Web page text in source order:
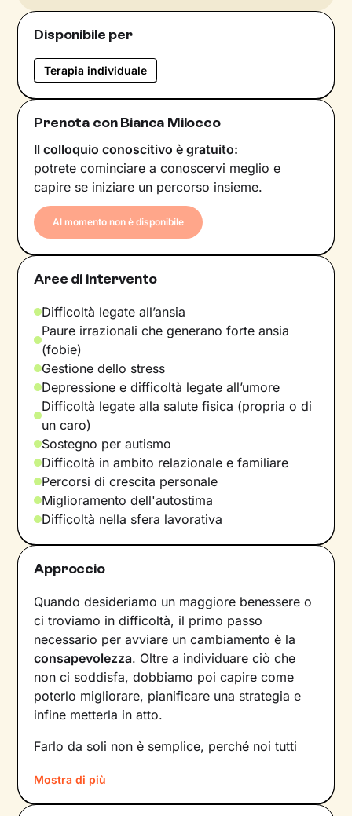
Disponibile per
Terapia individuale
Prenota con Bianca Milocco
Il colloquio conoscitivo è gratuito:
potrete cominciare a conoscervi meglio e
capire se iniziare un percorso insieme.
Al momento non è disponibile
Aree di intervento
Difficoltà legate all’ansia
Paure irrazionali che generano forte ansia
(fobie)
Gestione dello stress
Depressione e difficoltà legate all’umore
Difficoltà legate alla salute fisica (propria o di
un caro)
Sostegno per autismo
Difficoltà in ambito relazionale e familiare
Percorsi di crescita personale
Miglioramento dell'autostima
Difficoltà nella sfera lavorativa
Approccio
Quando desideriamo un maggiore benessere o
ci troviamo in difficoltà, il primo passo
necessario per avviare un cambiamento è la
consapevolezza. Oltre a individuare ciò che
non ci soddisfa, dobbiamo poi capire come
poterlo migliorare, pianificare una strategia e
infine metterla in atto.
Farlo da soli non è semplice, perché noi tutti
dinamiche– interne e relazionali – che non le
notiamo nemmeno. Ecco perché l’intervento di
Mostra di più